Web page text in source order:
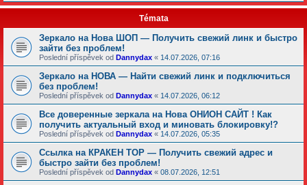
Témata
Зеркало на Нова ШОП — Получить свежий линк и быстро
зайти без проблем!
Poslední příspěvek od Dannydax « 14.07.2026, 07:16
Зеркало на НОВА — Найти свежий линк и подключиться
без проблем!
Poslední příspěvek od Dannydax « 14.07.2026, 06:12
Все доверенные зеркала на Нова ОНИОН САЙТ ! Как
получить актуальный вход и миновать блокировку!?
Poslední příspěvek od Dannydax « 14.07.2026, 05:35
Ссылка на КРАКЕН ТОР — Получить свежий адрес и
быстро зайти без проблем!
Poslední příspěvek od Dannydax « 08.07.2026, 12:51